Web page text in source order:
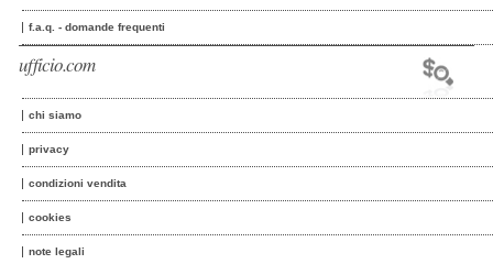
f.a.q. - domande frequenti
ufficio.com
chi siamo
privacy
condizioni vendita
cookies
note legali